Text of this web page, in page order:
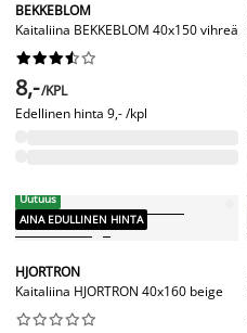
BEKKEBLOM
Kaitaliina BEKKEBLOM 40x150 vihreä






8,-/KPL
Edellinen hinta 9,- /kpl
Uutuus
AINA EDULLINEN HINTA
HJORTRON
Kaitaliina HJORTRON 40x160 beige





